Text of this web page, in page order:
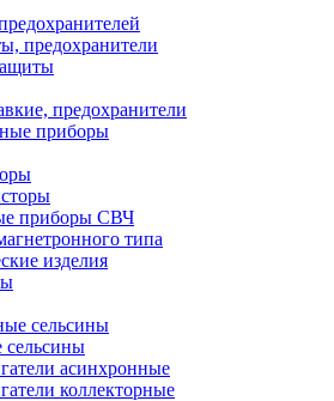
предохранители
предохранители
приборы
приборы СВЧ
типа
изделия
сельсины
сельсины
асинхронные
коллекторные